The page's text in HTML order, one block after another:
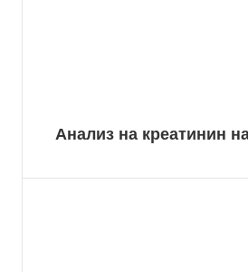
Анализ на креатинин